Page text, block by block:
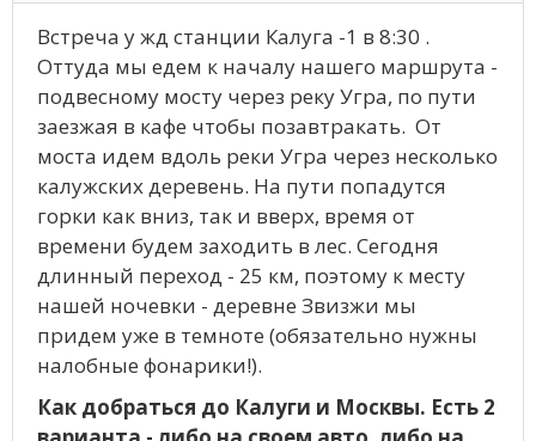
Встреча у жд станции Калуга -1 в 8:30 .
Оттуда мы едем к началу нашего маршрута -
подвесному мосту через реку Угра, по пути
заезжая в кафе чтобы позавтракать. От
моста идем вдоль реки Угра через несколько
калужских деревень. На пути попадутся
горки как вниз, так и вверх, время от
времени будем заходить в лес. Сегодня
длинный переход - 25 км, поэтому к месту
нашей ночевки - деревне Звизжи мы
придем уже в темноте (обязательно нужны
налобные фонарики!).
Как добраться до Калуги и Москвы. Есть 2